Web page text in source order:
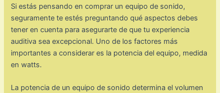
Si estás pensando en comprar un equipo de sonido,
seguramente te estés preguntando qué aspectos debes
tener en cuenta para asegurarte de que tu experiencia
auditiva sea excepcional. Uno de los factores más
importantes a considerar es la potencia del equipo, medida
en watts.
La potencia de un equipo de sonido determina el volumen